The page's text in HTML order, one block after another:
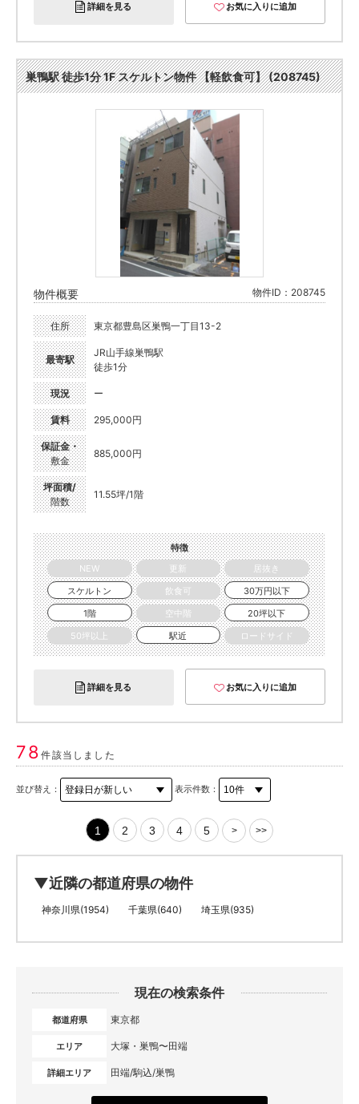
詳細を見る お気に入りに追加
巣鴨駅 徒歩1分 1F スケルトン物件 【軽飲食可】 (208745)
物件概要 物件ID：208745
住所 東京都豊島区巣鴨一丁目13-2
最寄駅
JR山手線巣鴨駅
徒歩1分
現況 ー
賃料 295,000円
保証金・
敷金
885,000円
坪面積/
階数
11.55坪/1階
特徴
NEW
更新
居抜き
スケルトン
飲食可
30万円以下
1階
空中階
20坪以下
50坪以上
駅近 ロードサイド
詳細を見る お気に入りに追加
78件該当しました
並び替え： 表示件数：
1 2 3 4 5 > >>
▼近隣の都道府県の物件
神奈川県(1954) 千葉県(640) 埼玉県(935)
現在の検索条件
都道府県 東京都
エリア 大塚・巣鴨〜田端
詳細エリア 田端/駒込/巣鴨